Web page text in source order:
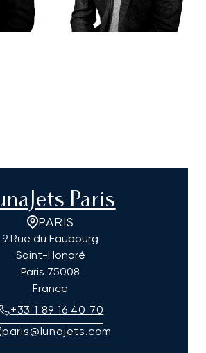
Paris
PARIS
9 Rue du Faubourg
Saint-Honoré
Paris 75008
France
+33 1 89 16 40 70
paris@lunajets.com